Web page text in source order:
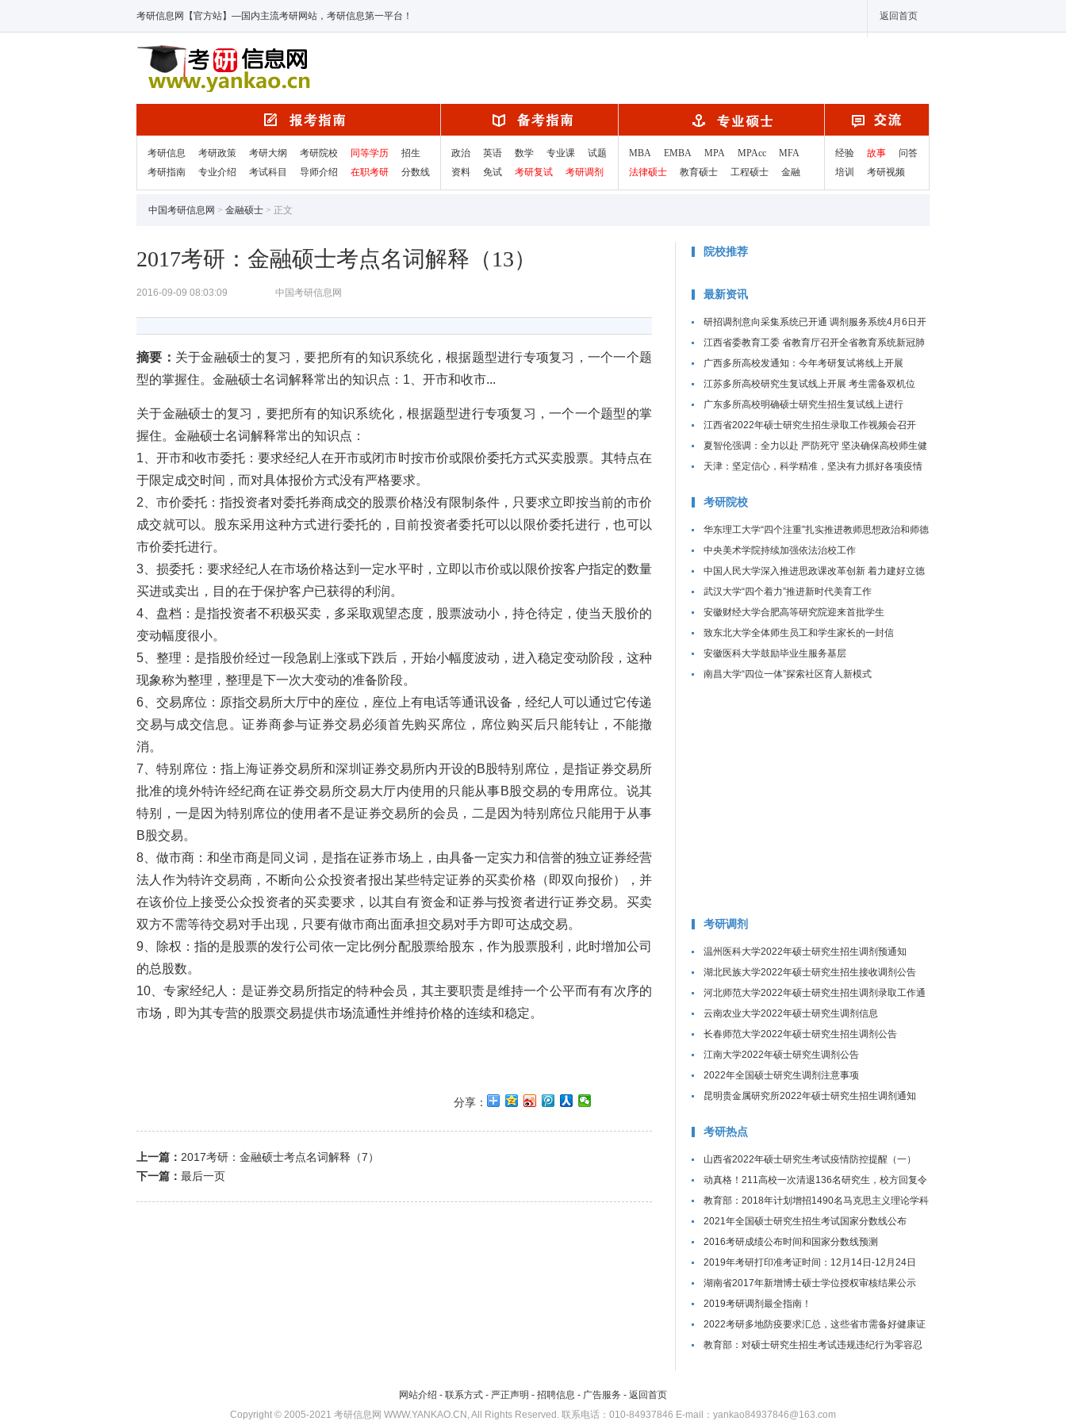
考研信息网【官方站】—国内主流考研网站，考研信息第一平台！ 返回首页
考研信息 考研政策 考研大纲 考研院校 同等学历
招生
考研指南
专业介绍 考试科目 导师介绍 在职考研 分数线
政治 英语 数学 专业课
试题
资料
免试 考研复试 考研调剂
MBA EMBA MPA MPAcc
MFA
法律硕士
教育硕士 工程硕士 金融
经验 故事
问答
培训
考研视频
中国考研信息网 > 金融硕士 > 正文
2017考研：金融硕士考点名词解释（13）
2016-09-09 08:03:09 中国考研信息网
摘要： 关于金融硕士的复习，要把所有的知识系统化，根据题型进行专项复习，一个一个题
型的掌握住。金融硕士名词解释常出的知识点：1、开市和收市...
关于金融硕士的复习，要把所有的知识系统化，根据题型进行专项复习，一个一个题型的掌
握住。金融硕士名词解释常出的知识点：
1、开市和收市委托：要求经纪人在开市或闭市时按市价或限价委托方式买卖股票。其特点在
于限定成交时间，而对具体报价方式没有严格要求。
2、市价委托：指投资者对委托券商成交的股票价格没有限制条件，只要求立即按当前的市价
成交就可以。股东采用这种方式进行委托的，目前投资者委托可以以限价委托进行，也可以
市价委托进行。
3、损委托：要求经纪人在市场价格达到一定水平时，立即以市价或以限价按客户指定的数量
买进或卖出，目的在于保护客户已获得的利润。
4、盘档：是指投资者不积极买卖，多采取观望态度，股票波动小，持仓待定，使当天股价的
变动幅度很小。
5、整理：是指股价经过一段急剧上涨或下跌后，开始小幅度波动，进入稳定变动阶段，这种
现象称为整理，整理是下一次大变动的准备阶段。
6、交易席位：原指交易所大厅中的座位，座位上有电话等通讯设备，经纪人可以通过它传递
交易与成交信息。证券商参与证券交易必须首先购买席位，席位购买后只能转让，不能撤
消。
7、特别席位：指上海证券交易所和深圳证券交易所内开设的B股特别席位，是指证券交易所
批准的境外特许经纪商在证券交易所交易大厅内使用的只能从事B股交易的专用席位。说其
特别，一是因为特别席位的使用者不是证券交易所的会员，二是因为特别席位只能用于从事
B股交易。
8、做市商：和坐市商是同义词，是指在证券市场上，由具备一定实力和信誉的独立证券经营
法人作为特许交易商，不断向公众投资者报出某些特定证券的买卖价格（即双向报价），并
在该价位上接受公众投资者的买卖要求，以其自有资金和证券与投资者进行证券交易。买卖
双方不需等待交易对手出现，只要有做市商出面承担交易对手方即可达成交易。
9、除权：指的是股票的发行公司依一定比例分配股票给股东，作为股票股利，此时增加公司
的总股数。
10、专家经纪人：是证券交易所指定的特种会员，其主要职责是维持一个公平而有有次序的
市场，即为其专营的股票交易提供市场流通性并维持价格的连续和稳定。
分享：
上一篇： 2017考研：金融硕士考点名词解释（7）
下一篇： 最后一页
院校推荐
最新资讯
研招调剂意向采集系统已开通 调剂服务系统4月6日开
通
江西省委教育工委 省教育厅召开全省教育系统新冠肺
炎疫情防控工作视频调度会议
广西多所高校发通知：今年考研复试将线上开展
江苏多所高校研究生复试线上开展 考生需备双机位
广东多所高校明确硕士研究生招生复试线上进行
江西省2022年硕士研究生招生录取工作视频会召开
夏智伦强调：全力以赴 严防死守 坚决确保高校师生健
康、校园平安
天津：坚定信心，科学精准，坚决有力抓好各项疫情
考研院校
华东理工大学“四个注重”扎实推进教师思想政治和师德
师风建设工作
中央美术学院持续加强依法治校工作
中国人民大学深入推进思政课改革创新 着力建好立德
树人关键课程
武汉大学“四个着力”推进新时代美育工作
安徽财经大学合肥高等研究院迎来首批学生
致东北大学全体师生员工和学生家长的一封信
安徽医科大学鼓励毕业生服务基层
南昌大学“四位一体”探索社区育人新模式
考研调剂
温州医科大学2022年硕士研究生招生调剂预通知
湖北民族大学2022年硕士研究生招生接收调剂公告
河北师范大学2022年硕士研究生招生调剂录取工作通
知
云南农业大学2022年硕士研究生调剂信息
长春师范大学2022年硕士研究生招生调剂公告
江南大学2022年硕士研究生调剂公告
2022年全国硕士研究生调剂注意事项
昆明贵金属研究所2022年硕士研究生招生调剂通知
考研热点
山西省2022年硕士研究生考试疫情防控提醒（一）
动真格！211高校一次清退136名研究生，校方回复令
人惊讶
教育部：2018年计划增招1490名马克思主义理论学科
研究生
2021年全国硕士研究生招生考试国家分数线公布
2016考研成绩公布时间和国家分数线预测
2019年考研打印准考证时间：12月14日-12月24日
湖南省2017年新增博士硕士学位授权审核结果公示
2019考研调剂最全指南！
2022考研多地防疫要求汇总，这些省市需备好健康证
明！
教育部：对硕士研究生招生考试违规违纪行为零容忍
网站介绍 - 联系方式 - 严正声明 - 招聘信息 - 广告服务 - 返回首页
Copyright © 2005-2021 考研信息网 WWW.YANKAO.CN, All Rights Reserved. 联系电话：010-84937846 E-mail：yankao84937846@163.com